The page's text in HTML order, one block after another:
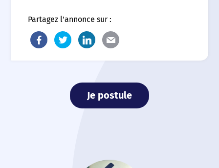
Partagez l'annonce sur :
Je postule